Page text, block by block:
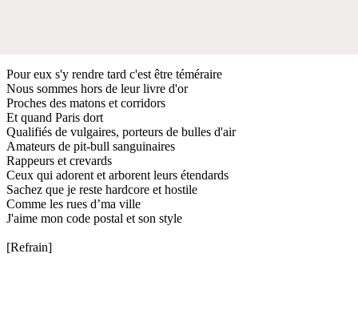
Pour eux s'y rendre tard c'est être téméraire
Nous sommes hors de leur livre d'or
Proches des matons et corridors
Et quand Paris dort
Qualifiés de vulgaires, porteurs de bulles d'air
Amateurs de pit-bull sanguinaires
Rappeurs et crevards
Ceux qui adorent et arborent leurs étendards
Sachez que je reste hardcore et hostile
Comme les rues d’ma ville
J'aime mon code postal et son style
[Refrain]